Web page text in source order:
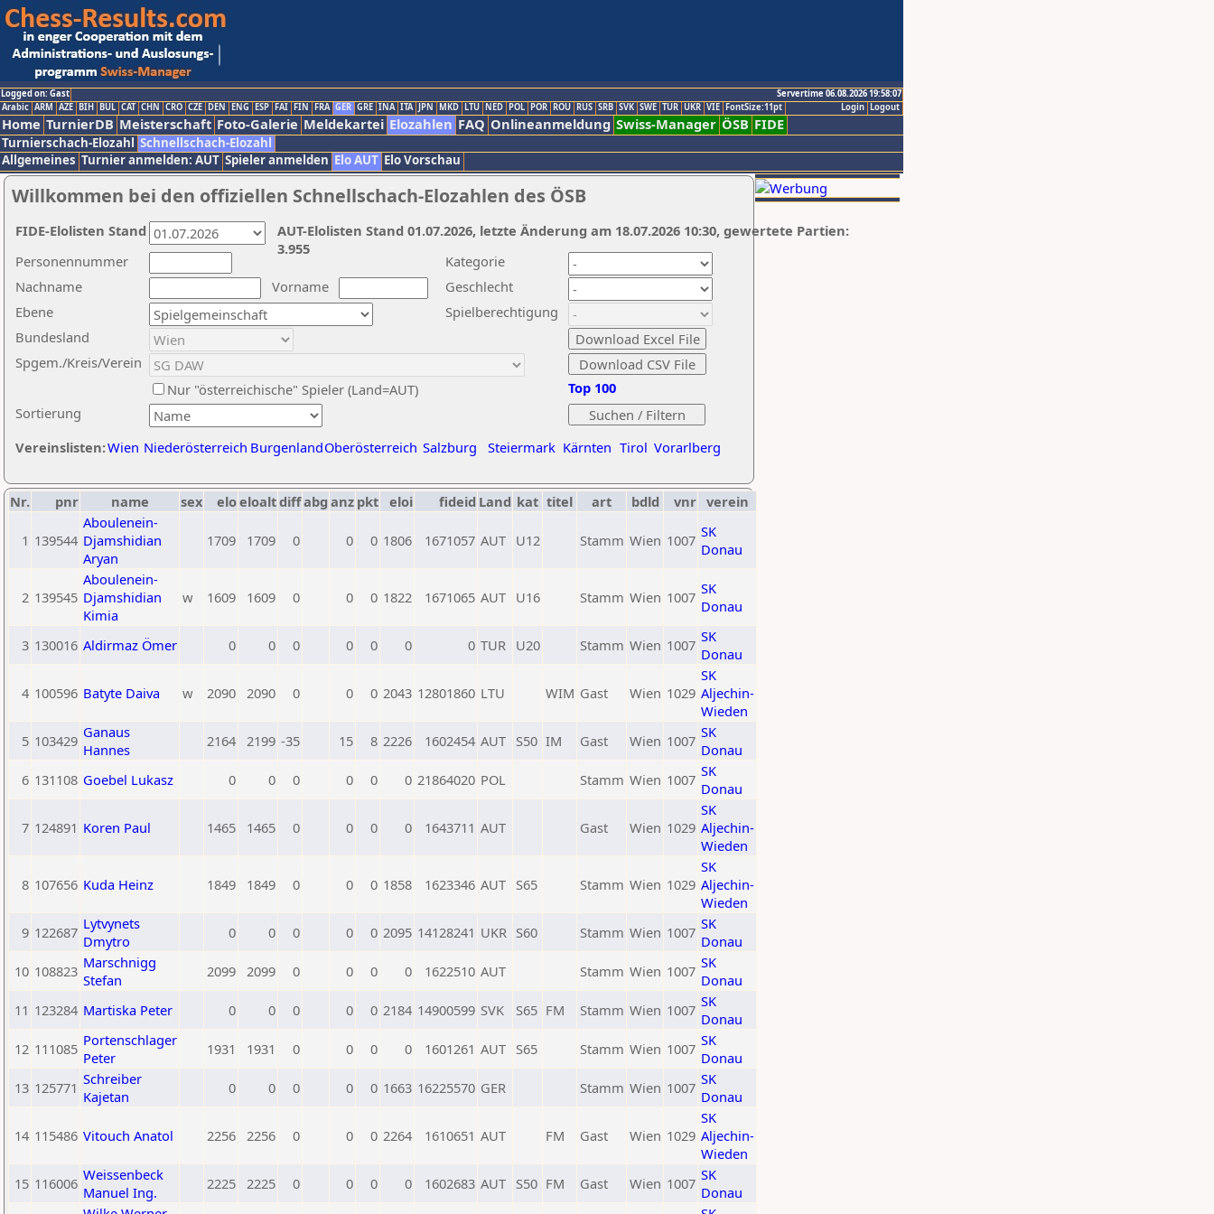
Logged on: Gast
Servertime 06.08.2026 19:58:07
Logout
Login
Arabic ARM AZE BIH BUL CAT CHN CRO CZE DEN ENG ESP FAI FIN FRA GER GRE INA ITA JPN MKD LTU NED POL POR ROU RUS SRB SVK SWE TUR UKR VIE FontSize:11pt
Home TurnierDB Meisterschaft Foto-Galerie Meldekartei Elozahlen FAQ Onlineanmeldung Swiss-Manager ÖSB FIDE
Turnierschach-Elozahl Schnellschach-Elozahl
Allgemeines Turnier anmelden: AUT Spieler anmelden Elo AUT Elo Vorschau
Willkommen bei den offiziellen Schnellschach-Elozahlen des ÖSB
Nachname
Vorname
Ebene
Kategorie
Sortierung
Personennummer
Bundesland
Spgem./Kreis/Verein
Geschlecht
Nur "österreichische" Spieler (Land=AUT)
Spielberechtigung
Vereinslisten:Wien Niederösterreich BurgenlandOberösterreich Salzburg Steiermark Kärnten Tirol Vorarlberg
Top 100
AUT-Elolisten Stand 01.07.2026, letzte Änderung am 18.07.2026 10:30, gewertete Partien:
3.955
FIDE-Elolisten Stand
Nr. pnr name sex eloeloaltdiffabg anz pkt eloi fideid Land kat titel art bdld vnr verein
1 139544
Aboulenein-
Djamshidian
Aryan
1709 1709 0 0 0 1806 1671057 AUT U12 Stamm Wien 1007 SK
Donau
2 139545
Aboulenein-
Djamshidian
Kimia
w 1609 1609 0 0 0 1822 1671065 AUT U16 Stamm Wien 1007 SK
Donau
3 130016 Aldirmaz Ömer 0 0 0 0 0 0 0 TUR U20 Stamm Wien 1007 SK
Donau
4 100596 Batyte Daiva w 2090 2090 0 0 0 2043 12801860 LTU WIM Gast Wien 1029
SK
Aljechin-
Wieden
5 103429 Ganaus
Hannes
2164 2199 -35 15 8 2226 1602454 AUT S50 IM Gast Wien 1007 SK
Donau
6 131108 Goebel Lukasz 0 0 0 0 0 0 21864020 POL Stamm Wien 1007 SK
Donau
7 124891 Koren Paul 1465 1465 0 0 0 0 1643711 AUT Gast Wien 1029
SK
Aljechin-
Wieden
8 107656 Kuda Heinz 1849 1849 0 0 0 1858 1623346 AUT S65 Stamm Wien 1029
SK
Aljechin-
Wieden
9 122687 Lytvynets
Dmytro
0 0 0 0 0 2095 14128241 UKR S60 Stamm Wien 1007 SK
Donau
10 108823 Marschnigg
Stefan
2099 2099 0 0 0 0 1622510 AUT Stamm Wien 1007 SK
Donau
11 123284 Martiska Peter 0 0 0 0 0 2184 14900599 SVK S65 FM Stamm Wien 1007 SK
Donau
12 111085 Portenschlager
Peter
1931 1931 0 0 0 0 1601261 AUT S65 Stamm Wien 1007 SK
Donau
13 125771 Schreiber
Kajetan
0 0 0 0 0 1663 16225570 GER Stamm Wien 1007 SK
Donau
14 115486 Vitouch Anatol 2256 2256 0 0 0 2264 1610651 AUT FM Gast Wien 1029
SK
Aljechin-
Wieden
15 116006 Weissenbeck
Manuel Ing.
2225 2225 0 0 0 0 1602683 AUT S50 FM Gast Wien 1007 SK
Donau